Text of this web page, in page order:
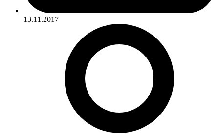
13.11.2017